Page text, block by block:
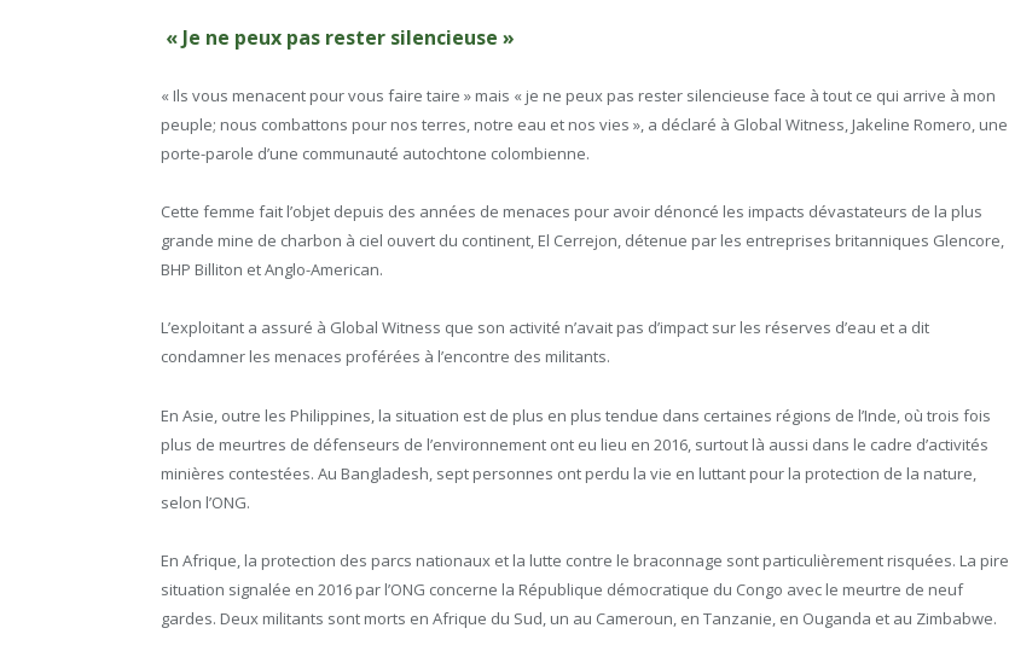
« Je ne peux pas rester silencieuse »
« Ils vous menacent pour vous faire taire » mais « je ne peux pas rester silencieuse face à tout ce qui arrive à mon
peuple; nous combattons pour nos terres, notre eau et nos vies », a déclaré à Global Witness, Jakeline Romero, une
porte-parole d’une communauté autochtone colombienne.
Cette femme fait l’objet depuis des années de menaces pour avoir dénoncé les impacts dévastateurs de la plus
grande mine de charbon à ciel ouvert du continent, El Cerrejon, détenue par les entreprises britanniques Glencore,
BHP Billiton et Anglo-American.
L’exploitant a assuré à Global Witness que son activité n’avait pas d’impact sur les réserves d’eau et a dit
condamner les menaces proférées à l’encontre des militants.
En Asie, outre les Philippines, la situation est de plus en plus tendue dans certaines régions de l’Inde, où trois fois
plus de meurtres de défenseurs de l’environnement ont eu lieu en 2016, surtout là aussi dans le cadre d’activités
minières contestées. Au Bangladesh, sept personnes ont perdu la vie en luttant pour la protection de la nature,
selon l’ONG.
En Afrique, la protection des parcs nationaux et la lutte contre le braconnage sont particulièrement risquées. La pire
situation signalée en 2016 par l’ONG concerne la République démocratique du Congo avec le meurtre de neuf
gardes. Deux militants sont morts en Afrique du Sud, un au Cameroun, en Tanzanie, en Ouganda et au Zimbabwe.